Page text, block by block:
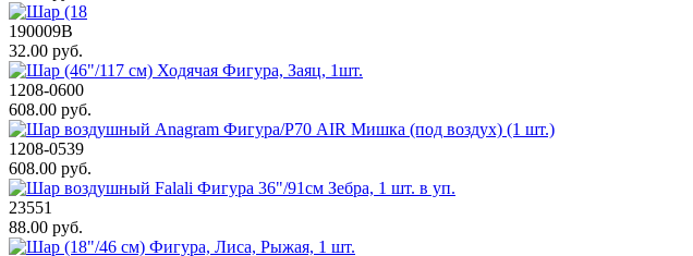
190009В
32.00 руб.
1208-0600
608.00 руб.
1208-0539
608.00 руб.
23551
88.00 руб.